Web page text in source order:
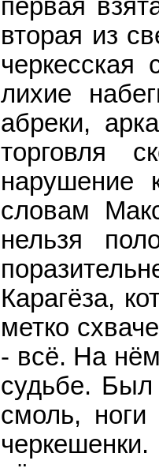
первая
вторая из
лихие
абреки,
торговля
нарушение
словам
нельзя
Карагёза,
метко
- всё. На
судьбе. Был
смоль,